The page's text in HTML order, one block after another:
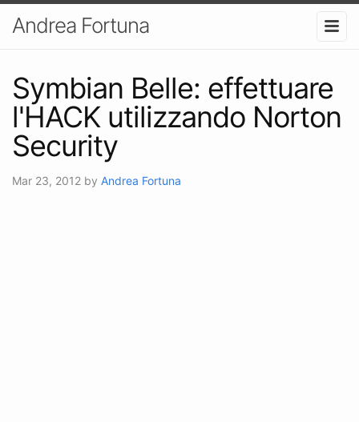
Andrea Fortuna
Symbian Belle: effettuare
l'HACK utilizzando Norton
Security
Mar 23, 2012 by Andrea Fortuna